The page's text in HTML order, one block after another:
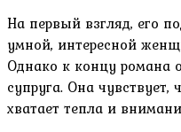
На первый взгляд, его
умной, интересной
Однако к концу романа
супруга. Она
хватает тепла и